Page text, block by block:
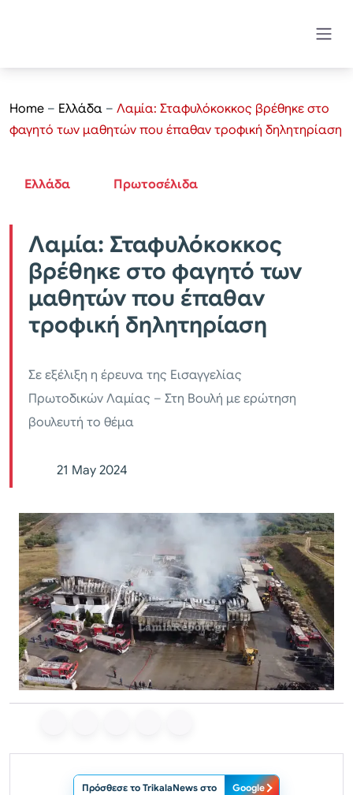
Home – Ελλάδα – Λαμία: Σταφυλόκοκκος βρέθηκε στο
φαγητό των μαθητών που έπαθαν τροφική δηλητηρίαση
Ελλάδα Πρωτοσέλιδα
Λαμία: Σταφυλόκοκκος
βρέθηκε στο φαγητό των
μαθητών που έπαθαν
τροφική δηλητηρίαση
Σε εξέλιξη η έρευνα της Εισαγγελίας
Πρωτοδικών Λαμίας – Στη Βουλή με ερώτηση
βουλευτή το θέμα
21 May 2024
Πρόσθεσε το TrikalaNews στο Google